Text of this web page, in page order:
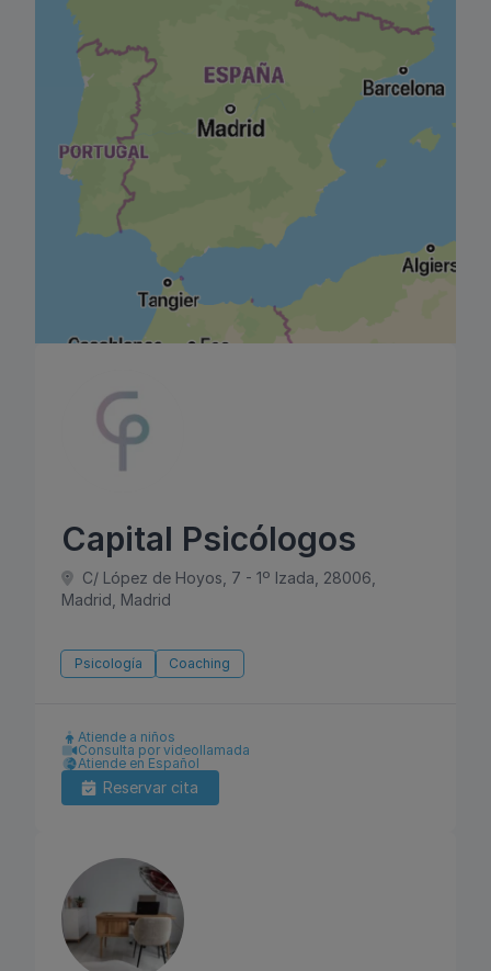
Capital Psicólogos
C/ López de Hoyos, 7 - 1º Izada, 28006,
Madrid, Madrid
Psicología Coaching
Atiende a niños
Consulta por videollamada
Atiende en Español
Reservar cita